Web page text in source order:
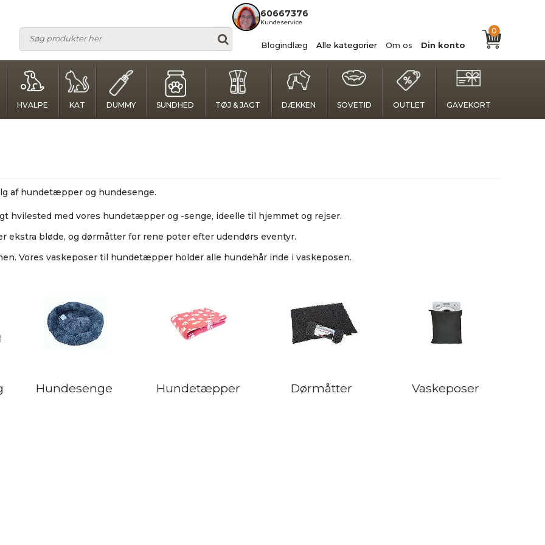
60667376
Kundeservice
Blogindlæg Alle kategorier Om os Din konto
0
HVALPE KAT DUMMY SUNDHED TØJ & JAGT DÆKKEN SOVETID OUTLET GAVEKORT
af hundetæpper og hundesenge.
hvilested med vores hundetæpper og -senge, ideelle til hjemmet og rejser.
ekstra bløde, og dørmåtter for rene poter efter udendørs eventyr.
Vores vaskeposer til hundetæpper holder alle hundehår inde i vaskeposen.
Hundesenge Hundetæpper Dørmåtter Vaskeposer